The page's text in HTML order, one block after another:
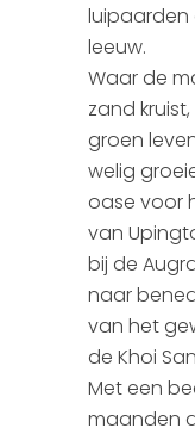
Tanzania &
Colombia
Zambia
Kenia
luipaarden
leeuw.
Waar de
zand
groen
welig
oase voor
van
bij de
naar
van het
de Khoi
Met een
maanden